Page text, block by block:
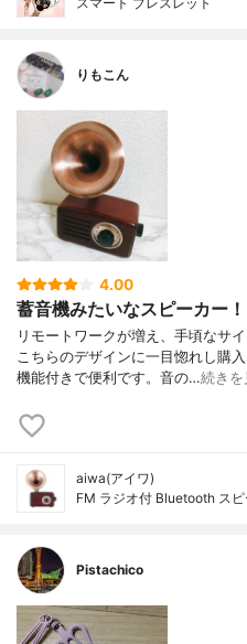
りもこん
4.00
蓄音機みたいなスピーカー！
リモートワークが増え、手頃なサ
こちらのデザインに一目惚れし購
機能付きで便利です。音の…続きを
aiwa(アイワ)
FM ラジオ付 Bluetooth ス
Pistachico